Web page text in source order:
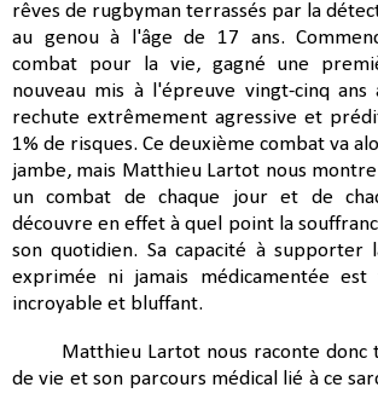
rêves de rugbyman terrassés par la
au genou à l'âge de 17 ans.
combat pour la vie, gagné une
nouveau mis à l'épreuve vingt-cinq ans
rechute extrêmement agressive et
1% de risques. Ce deuxième combat va
jambe, mais Matthieu Lartot nous
un combat de chaque jour et de
découvre en effet à quel point la
son quotidien. Sa capacité à supporter
exprimée ni jamais médicamentée
incroyable et bluffant.
Matthieu Lartot nous raconte donc
de vie et son parcours médical lié à ce